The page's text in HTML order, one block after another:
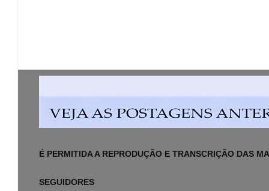
É PERMITIDA A REPRODUÇÃO E TRANSCRIÇÃO DAS
SEGUIDORES